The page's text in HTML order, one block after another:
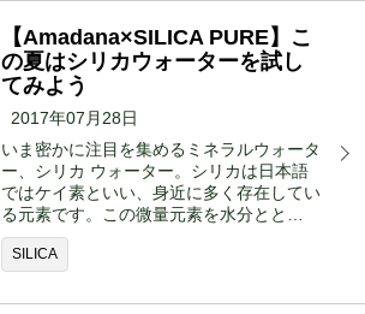
【Amadana×SILICA PURE】こ
の夏はシリカウォーターを試し
てみよう
2017年07月28日
いま密かに注目を集めるミネラルウォータ
ー、シリカ ウォーター。シリカは日本語
ではケイ素といい、身近に多く存在してい
る元素です。この微量元素を水分とと…
SILICA